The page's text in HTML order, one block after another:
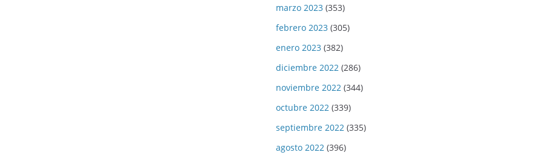
marzo 2023 (353)
febrero 2023 (305)
enero 2023 (382)
diciembre 2022 (286)
noviembre 2022 (344)
octubre 2022 (339)
septiembre 2022 (335)
agosto 2022 (396)